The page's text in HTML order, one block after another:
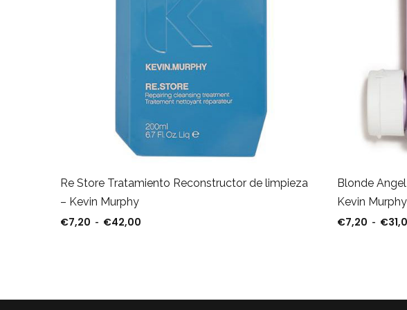
Re Store Tratamiento Reconstructor de limpieza
– Kevin Murphy
€7,20 - €42,00 Rango de precios: desde €7,20 hasta €42,00
Blonde
Kevin Murphy
€7,20 - €